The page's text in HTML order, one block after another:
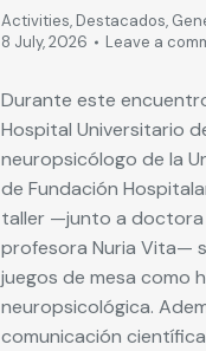
Activities, Destacados,
8 July, 2026
Leave a
Durante este
Hospital Universitario
neuropsicólogo de la
de Fundación
taller —junto a doctora
profesora Nuria Vita—
juegos de mesa como
neuropsicológica.
comunicación